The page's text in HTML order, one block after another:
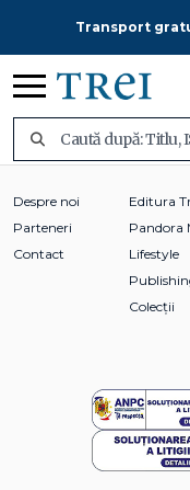
Transport
Despre noi
Parteneri
Contact
Editura
Pandora
Lifestyle
Colecții